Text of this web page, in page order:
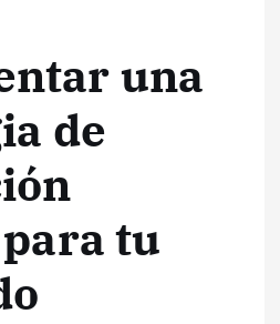
una
de
tu